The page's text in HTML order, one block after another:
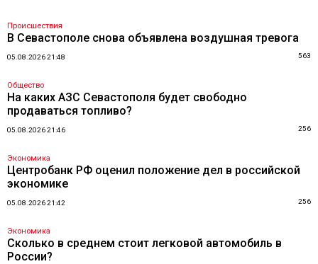
Происшествия
В Севастополе снова объявлена воздушная тревога
05.08.2026 21:48 563
Общество
На каких АЗС Севастополя будет свободно
продаваться топливо?
05.08.2026 21:46 256
Экономика
Центробанк РФ оценил положение дел в российской
экономике
05.08.2026 21:42 256
Экономика
Сколько в среднем стоит легковой автомобиль в
России?